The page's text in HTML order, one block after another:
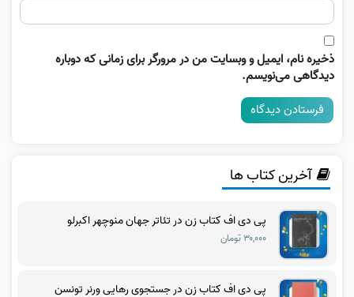
ذخیره نام، ایمیل و وبسایت من در مرورگر برای زمانی که دوباره
دیدگاهی می‌نویسم.
آخرین کتاب ها
پی دی اف کتاب زن در تئاتر جهان منوچهر اکبرلو
۳۰,۰۰۰ تومان
پی دی اف کتاب زن در جستجوی رهایی ورنر تونسن